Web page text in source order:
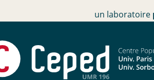
un laboratoire